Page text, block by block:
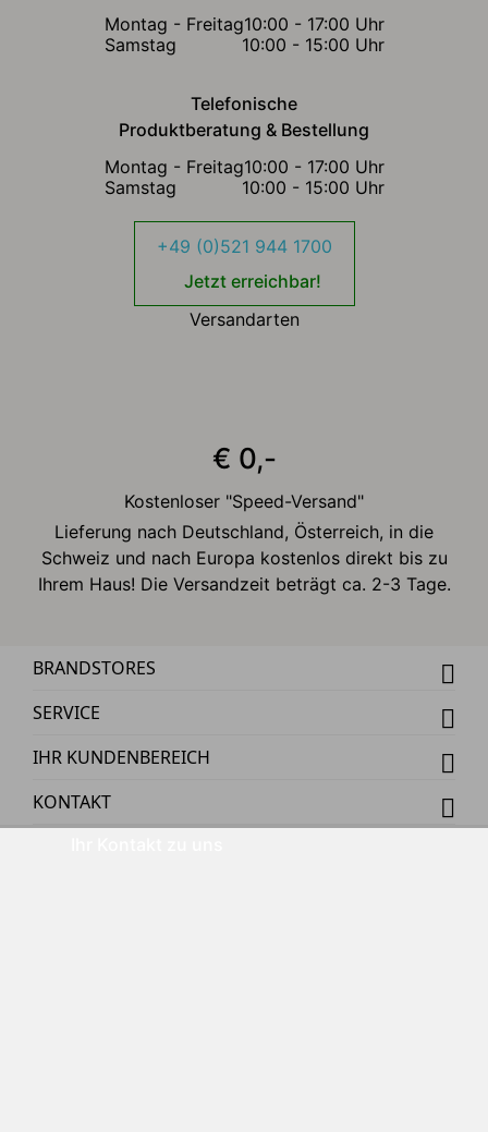
Montag - Freitag10:00 - 17:00 Uhr
Samstag
10:00 - 15:00 Uhr
Telefonische
Produktberatung & Bestellung
Montag - Freitag10:00 - 17:00 Uhr
Samstag
10:00 - 15:00 Uhr
+49 (0)521 944 1700
Jetzt erreichbar!
Versandarten
€ 0,-
Kostenloser "Speed-Versand"
Lieferung nach Deutschland, Österreich, in die
Schweiz und nach Europa kostenlos direkt bis zu
Ihrem Haus! Die Versandzeit beträgt ca. 2-3 Tage.
BRANDSTORES
SERVICE
IHR KUNDENBEREICH
KONTAKT